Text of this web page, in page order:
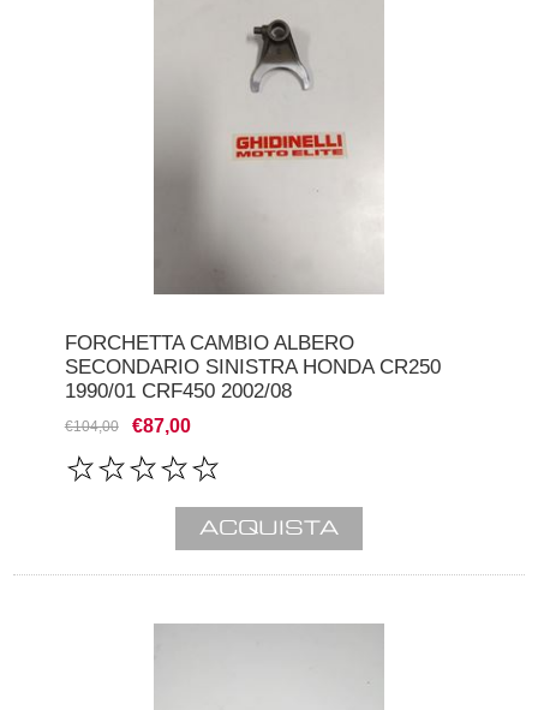
FORCHETTA CAMBIO ALBERO
SECONDARIO SINISTRA HONDA CR250
1990/01 CRF450 2002/08
€104,00 €87,00